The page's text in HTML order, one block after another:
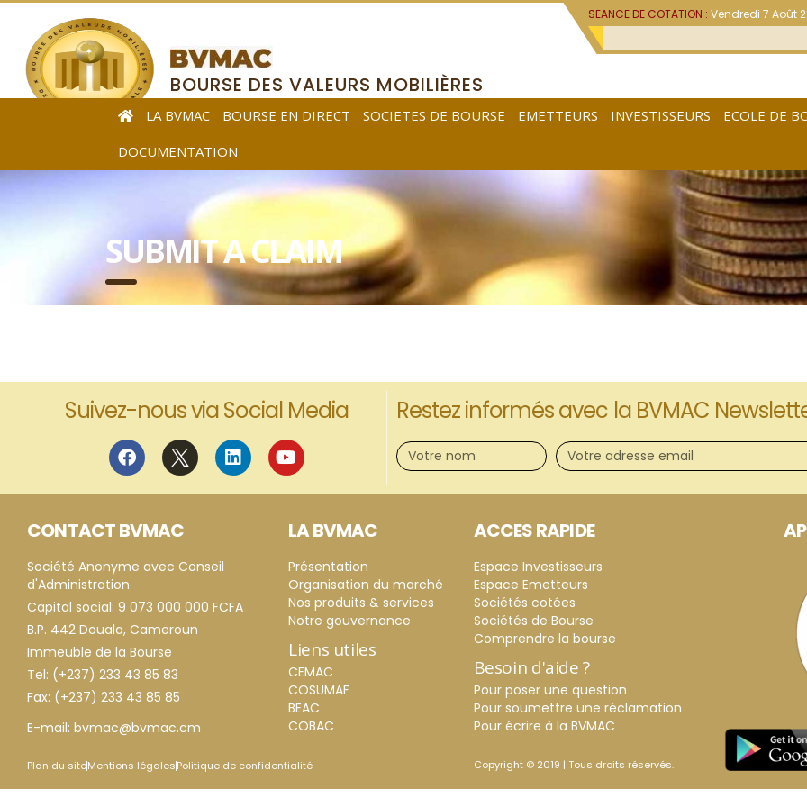
SEANCE DE COTATION :Vendredi 7 Août
BOURSE DES VALEURS MOBILIÈRES
DE L’AFRIQUE CENTRALE
LA BVMAC BOURSE EN DIRECT SOCIETES DE BOURSE EMETTEURS INVESTISSEURS ECOLE DE
DOCUMENTATION
SUBMIT A CLAIM
Suivez-nous via Social Media Restez informés avec la BVMAC
CONTACT BVMAC
Société Anonyme avec Conseil
d'Administration
Capital social: 9 073 000 000 FCFA
B.P. 442 Douala, Cameroun
Immeuble de la Bourse
Tel: (+237) 233 43 85 83
Fax: (+237) 233 43 85 85
E-mail: bvmac@bvmac.cm
LA BVMAC
Présentation
Organisation du marché
Nos produits & services
Notre gouvernance
Liens utiles
CEMAC
COSUMAF
BEAC
COBAC
ACCES RAPIDE
Espace Investisseurs
Espace Emetteurs
Sociétés cotées
Sociétés de Bourse
Comprendre la bourse
Besoin d'aide ?
Pour poser une question
Pour soumettre une réclamation
Pour écrire à la BVMAC
Plan du siteMentions légalesPolitique de confidentialité Copyright © 2019 | Tous droits réservés.